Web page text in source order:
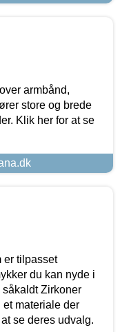
armbånd,
store og brede
Klik her for at se
er tilpasset
du kan nyde i
såkaldt Zirkoner
materiale der
se deres udvalg.